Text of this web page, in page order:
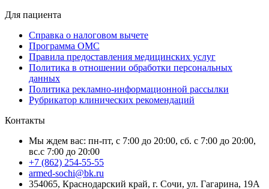
Для пациента
Справка о налоговом вычете
Программа ОМС
Правила предоставления медицинских услуг
Политика в отношении обработки персональных
данных
Политика рекламно-информационной рассылки
Рубрикатор клинических рекомендаций
Контакты
Мы ждем вас: пн-пт, с 7:00 до 20:00, сб. с 7:00 до 20:00,
вс.с 7:00 до 20:00
+7 (862) 254-55-55
armed-sochi@bk.ru
354065, Краснодарский край, г. Сочи, ул. Гагарина, 19А